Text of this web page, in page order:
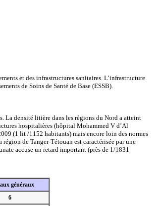
et des infrastructures sanitaires. L’infrastructure
de Soins de Santé de Base (ESSB).
La densité litière dans les régions du Nord a atteint
hospitalières (hôpital Mohammed V d’Al
(1 lit /1152 habitants) mais encore loin des normes
de Tanger-Tétouan est caractérisée par une
accuse un retard important (près de 1/1831
généraux
6